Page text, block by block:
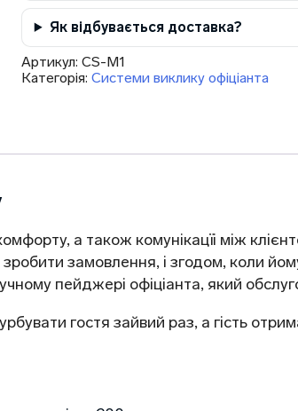
Як відбувається доставка?
Артикул: CS-M1
Категорія: Системи виклику офіціанта
а також комунікацїі між
зробити замовлення, і згодом, коли
пейджері офіціанта, який
гостя зайвий раз, а гість